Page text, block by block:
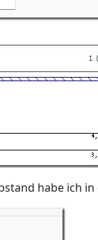
habe ich